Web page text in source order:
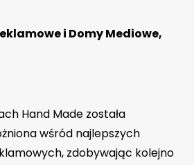
i Domy Mediowe,
Hand Made została
wśród najlepszych
zdobywając kolejno